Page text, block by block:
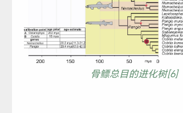
骨鳔总目的进化树[6]